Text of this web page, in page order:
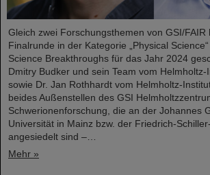
Gleich zwei Forschungsthemen von GSI/FAIR
Finalrunde in der Kategorie „Physical
Science Breakthroughs für das Jahr 2024
Dmitry Budker und sein Team vom Helmholtz-
sowie Dr. Jan Rothhardt vom Helmholtz-
beides Außenstellen des GSI
Schwerionenforschung, die an der Johannes
Universität in Mainz bzw. der Friedrich-
angesiedelt sind –…
Mehr »